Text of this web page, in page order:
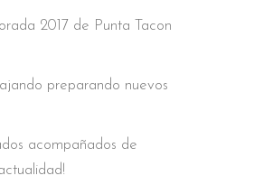
2017 de Punta Tacon
preparando nuevos
acompañados de